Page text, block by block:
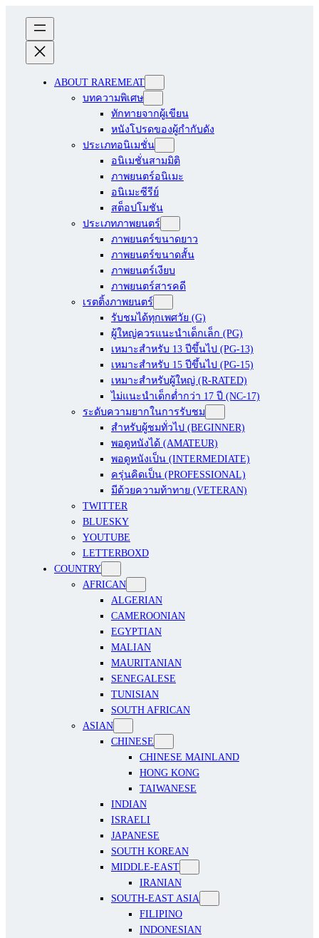
ABOUT RAREMEAT
บทความพิเศษ
ทักทายจากผู้เขียน
หนังโปรดของผู้กำกับดัง
ประเภทอนิเมชั่น
อนิเมชั่นสามมิติ
ภาพยนตร์อนิเมะ
อนิเมะซีรีย์
สต็อปโมชัน
ประเภทภาพยนตร์
ภาพยนตร์ขนาดยาว
ภาพยนตร์ขนาดสั้น
ภาพยนตร์เงียบ
ภาพยนตร์สารคดี
เรตติ้งภาพยนตร์
รับชมได้ทุกเพศวัย (G)
ผู้ใหญ่ควรแนะนำเด็กเล็ก (PG)
เหมาะสำหรับ 13 ปีขึ้นไป (PG-13)
เหมาะสำหรับ 15 ปีขึ้นไป (PG-15)
เหมาะสำหรับผู้ใหญ่ (R-RATED)
ไม่แนะนำเด็กต่ำกว่า 17 ปี (NC-17)
ระดับความยากในการรับชม
สำหรับผู้ชมทั่วไป (BEGINNER)
พอดูหนังได้ (AMATEUR)
พอดูหนังเป็น (INTERMEDIATE)
ครุ่นคิดเป็น (PROFESSIONAL)
มีด้วยความท้าทาย (VETERAN)
TWITTER
BLUESKY
YOUTUBE
LETTERBOXD
COUNTRY
AFRICAN
ALGERIAN
CAMEROONIAN
EGYPTIAN
MALIAN
MAURITANIAN
SENEGALESE
TUNISIAN
SOUTH AFRICAN
ASIAN
CHINESE
CHINESE MAINLAND
HONG KONG
TAIWANESE
INDIAN
ISRAELI
JAPANESE
SOUTH KOREAN
MIDDLE-EAST
IRANIAN
SOUTH-EAST ASIA
FILIPINO
INDONESIAN